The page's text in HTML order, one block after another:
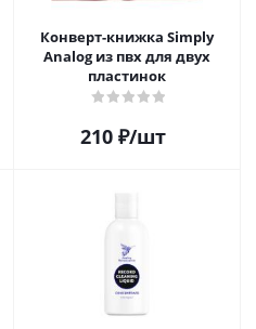
Конверт-книжка Simply
Analog из пвх для двух
пластинок
210 ₽/шт